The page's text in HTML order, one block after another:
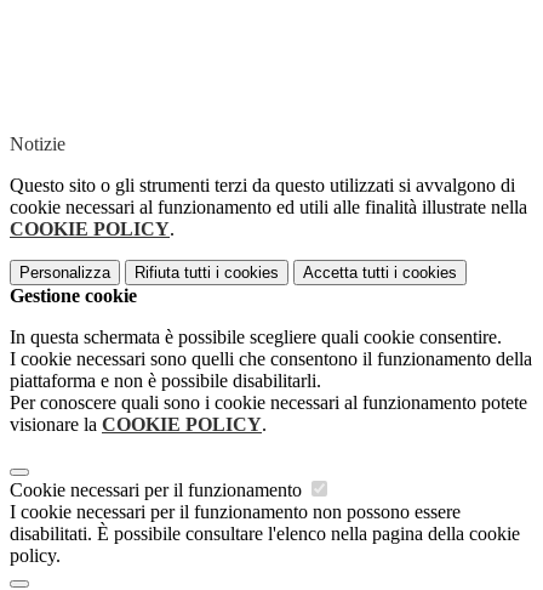
Notizie
Questo sito o gli strumenti terzi da questo utilizzati si avvalgono di
cookie necessari al funzionamento ed utili alle finalità illustrate nella
COOKIE POLICY.
Personalizza Rifiuta tutti i cookies Accetta tutti i cookies
Gestione cookie
In questa schermata è possibile scegliere quali cookie consentire.
I cookie necessari sono quelli che consentono il funzionamento della
piattaforma e non è possibile disabilitarli.
Per conoscere quali sono i cookie necessari al funzionamento potete
visionare la COOKIE POLICY.
Cookie necessari per il funzionamento
I cookie necessari per il funzionamento non possono essere
disabilitati. È possibile consultare l'elenco nella pagina della cookie
policy.